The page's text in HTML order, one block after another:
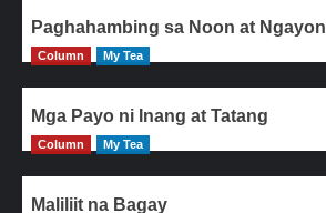
Paghahambing sa Noon at Ngayon
Column My Tea
Mga Payo ni Inang at Tatang
Column My Tea
Maliliit na Bagay